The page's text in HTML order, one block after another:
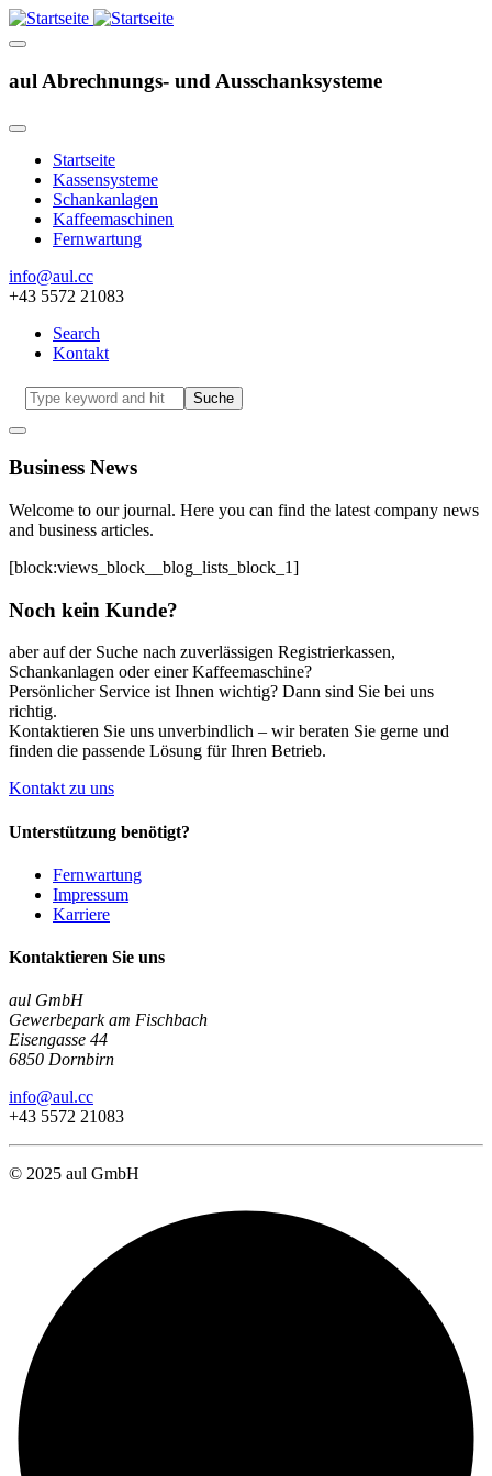
aul Abrechnungs- und Ausschanksysteme
Hauptnavigation
Startseite
Kassensysteme
Schankanlagen
Kaffeemaschinen
Fernwartung
info@aul.cc
+43 5572 21083
Navigation
other
Search
Kontakt
Suche
Business News
Welcome to our journal. Here you can find the latest company news
and business articles.
[block:views_block__blog_lists_block_1]
Noch kein Kunde?
aber auf der Suche nach zuverlässigen Registrierkassen,
Schankanlagen oder einer Kaffeemaschine?
Persönlicher Service ist Ihnen wichtig? Dann sind Sie bei uns
richtig.
Kontaktieren Sie uns unverbindlich – wir beraten Sie gerne und
finden die passende Lösung für Ihren Betrieb.
Kontakt zu uns
Unterstützung benötigt?
Fernwartung
Impressum
Karriere
Kontaktieren Sie uns
aul GmbH
Gewerbepark am Fischbach
Eisengasse 44
6850 Dornbirn
info@aul.cc
+43 5572 21083
© 2025 aul GmbH